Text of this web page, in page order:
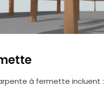
à fermette incluent :